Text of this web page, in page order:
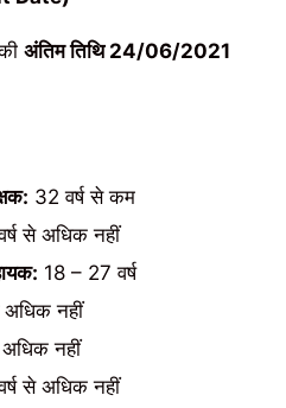
अंतिम तिथि 24/06/2021
32 वर्ष से कम
से अधिक नहीं
18 – 27 वर्ष
अधिक नहीं
नहीं
से अधिक नहीं